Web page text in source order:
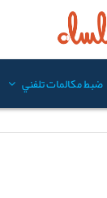
ضبط مکالمات تلفني